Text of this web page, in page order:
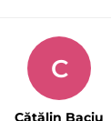
C
Cătălin Baciu